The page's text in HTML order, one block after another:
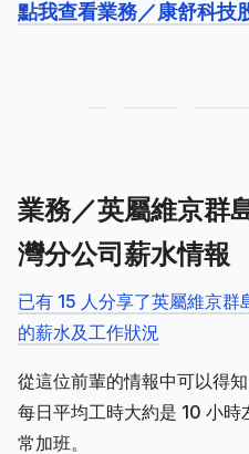
點我查看業務／康舒科技
業務／英屬維京群
灣分公司薪水情報
已有 15 人分享了英屬維京
的薪水及工作狀況
從這位前輩的情報中可以得
每日平均工時大約是 10 小
常加班。